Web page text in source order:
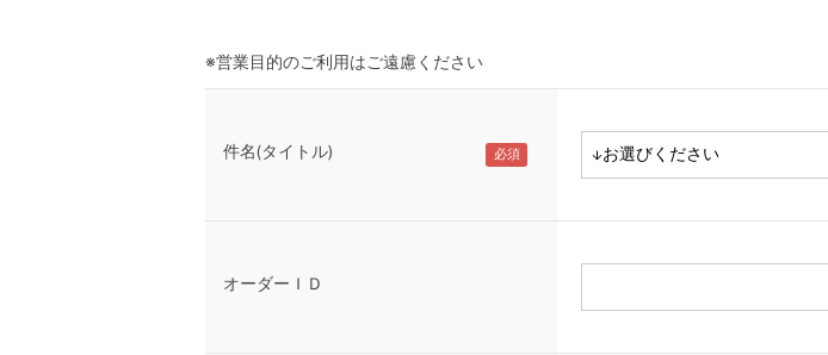
※営業目的のご利用はご遠慮ください
件名(タイトル)
オーダーＩＤ